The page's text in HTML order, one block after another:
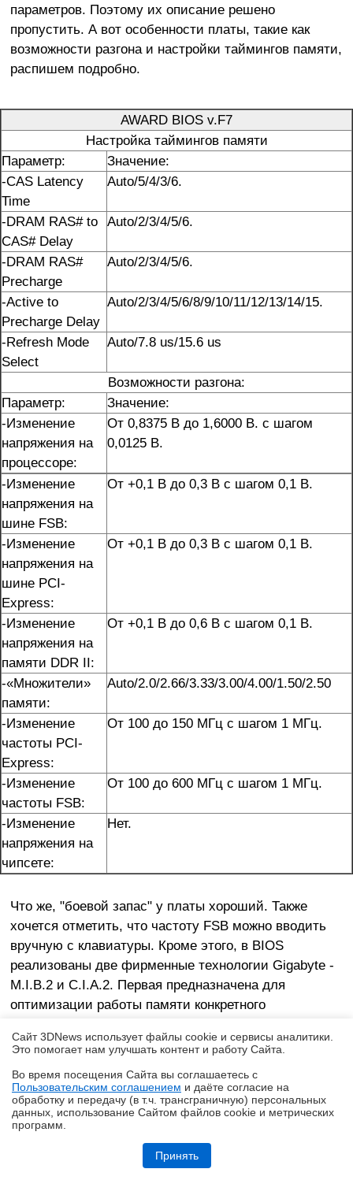
Обзор игрового Tandem WOLED-монитора ASUS ROG Strix OLED
XG27AQWMG: запланированный апгрейд
параметров. Поэтому их описание решено
пропустить. А вот особенности платы, такие как
возможности разгона и настройки таймингов памяти,
распишем подробно.
AWARD BIOS v.F7
Настройка таймингов памяти
Параметр:
Значение:
-CAS Latency
Time
Auto/5/4/3/6.
-DRAM RAS# to
CAS# Delay
Auto/2/3/4/5/6.
-DRAM RAS#
Precharge
Auto/2/3/4/5/6.
-Active to
Precharge Delay
Auto/2/3/4/5/6/8/9/10/11/12/13/14/15.
-Refresh Mode
Select
Auto/7.8 us/15.6 us
Возможности разгона:
Параметр:
Значение:
-Изменение
напряжения на
процессоре:
От 0,8375 В до 1,6000 В. с шагом
0,0125 В.
-Изменение
напряжения на
шине FSB:
От +0,1 В до 0,3 В с шагом 0,1 В.
-Изменение
напряжения на
шине PCI-
Express:
От +0,1 В до 0,3 В с шагом 0,1 В.
-Изменение
напряжения на
памяти DDR II:
От +0,1 В до 0,6 В с шагом 0,1 В.
-«Множители»
памяти:
Auto/2.0/2.66/3.33/3.00/4.00/1.50/2.50
-Изменение
частоты PCI-
Express:
От 100 до 150 МГц с шагом 1 МГц.
-Изменение
частоты FSB:
От 100 до 600 МГц с шагом 1 МГц.
-Изменение
напряжения на
чипсете:
Нет.
Что же, "боевой запас" у платы хороший. Также
хочется отметить, что частоту FSB можно вводить
вручную с клавиатуры. Кроме этого, в BIOS
реализованы две фирменные технологии Gigabyte -
M.I.B.2 и C.I.A.2. Первая предназначена для
оптимизации работы памяти конкретного
Сайт 3DNews использует файлы cookie и сервисы аналитики.
Это помогает нам улучшать контент и работу Cайта.
Во время посещения Cайта вы соглашаетесь с
Пользовательским соглашением и даёте согласие на
обработку и передачу (в т.ч. трансграничную) персональных
данных, использование Cайтом файлов cookie и метрических
программ.
Принять